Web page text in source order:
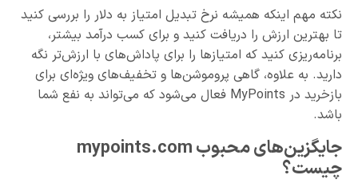
نکته مهم اینکه همیشه نرخ تبدیل امتیاز به دلار را بررسی کنید
تا بهترین ارزش را دریافت کنید و برای کسب درآمد بیشتر،
برنامه‌ریزی کنید که امتیازها را برای پاداش‌های با ارزش‌تر نگه
دارید. به علاوه، گاهی پروموشن‌ها و تخفیف‌های ویژه‌ای برای
بازخرید در MyPoints فعال می‌شود که می‌تواند به نفع شما
باشد.
جایگزین‌های محبوب mypoints.com
چیست؟